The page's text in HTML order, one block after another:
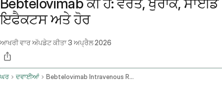
Bebtelovimab ਕੀ ਹੈ: ਵਰਤੋਂ, ਖੁਰਾਕ, ਸਾਈਡ
ਇਫੈਕਟਸ ਅਤੇ ਹੋਰ
ਆਖਰੀ ਵਾਰ ਅੱਪਡੇਟ ਕੀਤਾ3 ਅਪ੍ਰੈਲ 2026
ਘਰ ਦਵਾਈਆਂ Bebtelovimab Intravenous Route